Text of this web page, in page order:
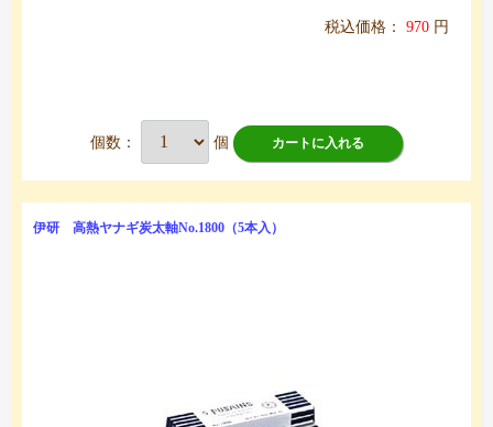
税込価格： 970 円
個数： 個 カートに入れる
伊研 高熱ヤナギ炭太軸No.1800（5本入）